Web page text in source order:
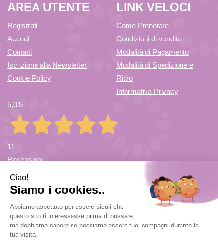
CLEANS
GEL NON
È
DISPONIBILE
DESINCR AL
CARRELLO
AREA UTENTE
Registrati
Accedi
Contatti
Iscrizione alla Newsletter
Cookie Policy
LINK VELOCI
Come Prenotare
Condizioni di vendita
Modalità di Pagamento
Modalità di Spedizione e
Ritiro
Informativa Privacy
5,0/5
11
Recensioni
Farmacia di Cuvio Sas- via Vittorio Veneto 12/a 21030 Cuvio
(VA)
info@farmaciadicuvio.it (per info ordini) -
farmaciadicuvio@gmail.com (per info farmacia)